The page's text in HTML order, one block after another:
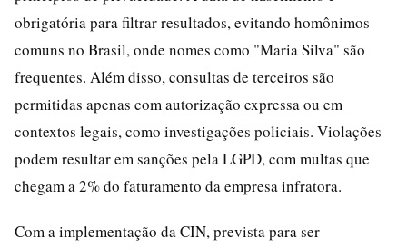
obrigatória para filtrar resultados, evitando homônimos
comuns no Brasil, onde nomes como "Maria Silva" são
frequentes. Além disso, consultas de terceiros são
permitidas apenas com autorização expressa ou em
contextos legais, como investigações policiais. Violações
podem resultar em sanções pela LGPD, com multas que
chegam a 2% do faturamento da empresa infratora.
Com a implementação da CIN, prevista para ser